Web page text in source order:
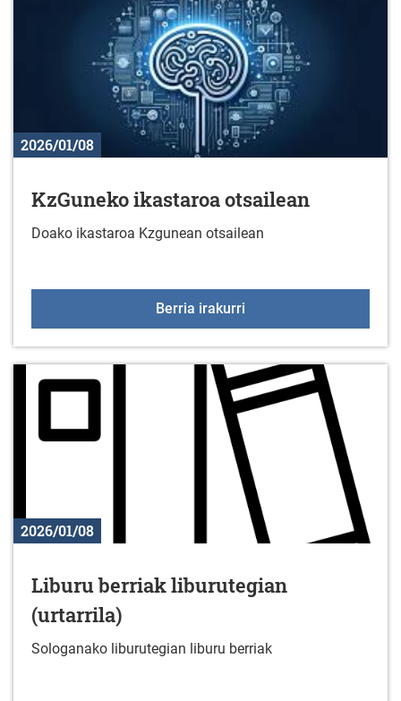
2026/01/08
KzGuneko ikastaroa otsailean
Doako ikastaroa Kzgunean otsailean
Berria irakurri
2026/01/08
Liburu berriak liburutegian
(urtarrila)
Sologanako liburutegian liburu berriak